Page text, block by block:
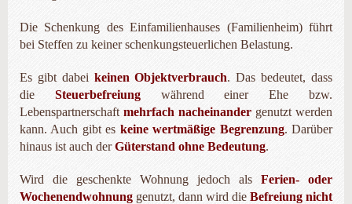
Die Schenkung des Einfamilienhauses (Familienheim) führt
bei Steffen zu keiner schenkungsteuerlichen Belastung.
Es gibt dabei keinen Objektverbrauch. Das bedeutet, dass
die Steuerbefreiungwährend einer Ehe bzw.
Lebenspartnerschaft mehrfach nacheinander genutzt werden
kann. Auch gibt es keine wertmäßige Begrenzung. Darüber
hinaus ist auch derGüterstand ohne Bedeutung.
Wird die geschenkte Wohnung jedoch als Ferien- oder
Wochenendwohnung genutzt, dann wird die Befreiung nicht